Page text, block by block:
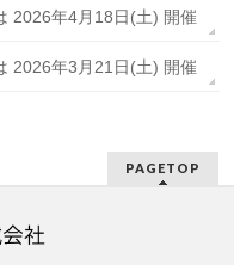
2026年4月18日(土) 開催
2026年3月21日(土) 開催
PAGETOP